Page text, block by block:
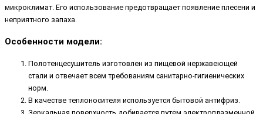
микроклимат. Его использование предотвращает появление плесени и
неприятного запаха.
Особенности модели:
Полотенцесушитель изготовлен из пищевой нержавеющей
стали и отвечает всем требованиям санитарно-гигиенических
норм.
В качестве теплоносителя используется бытовой антифриз.